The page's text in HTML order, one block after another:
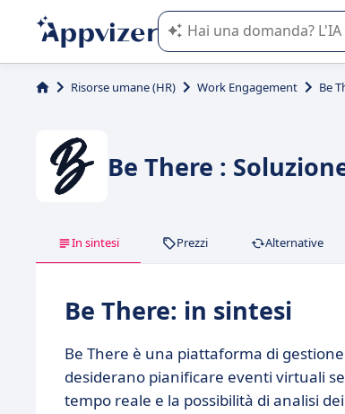
L'IA di Appvizer vi guida
Risorse umane (HR) Work Engagement Be
Be There :
In sintesi Prezzi Alternative
Be There: in sintesi
Be There è una piattaforma di
desiderano pianificare eventi virtuali
tempo reale e la possibilità di analisi